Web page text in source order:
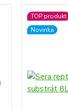
TOP produkt
Novinka